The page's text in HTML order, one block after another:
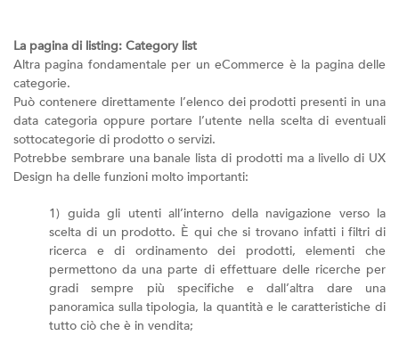
La pagina di listing: Category list
Altra pagina fondamentale per un eCommerce è la pagina delle
categorie.
Può contenere direttamente l’elenco dei prodotti presenti in una
data categoria oppure portare l’utente nella scelta di eventuali
sottocategorie di prodotto o servizi.
Potrebbe sembrare una banale lista di prodotti ma a livello di UX
Design ha delle funzioni molto importanti:
1) guida gli utenti all’interno della navigazione verso la
scelta di un prodotto. È qui che si trovano infatti i filtri di
ricerca e di ordinamento dei prodotti, elementi che
permettono da una parte di effettuare delle ricerche per
gradi sempre più specifiche e dall’altra dare una
panoramica sulla tipologia, la quantità e le caratteristiche di
tutto ciò che è in vendita;